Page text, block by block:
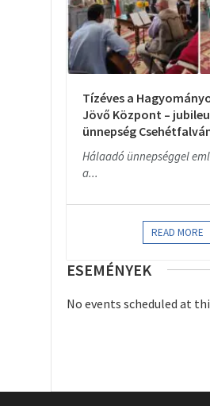
Tízéves a
Jövő Központ –
ünnepség
Hálaadó ünnepséggel
a...
READ MORE
ESEMÉNYEK
No events scheduled at